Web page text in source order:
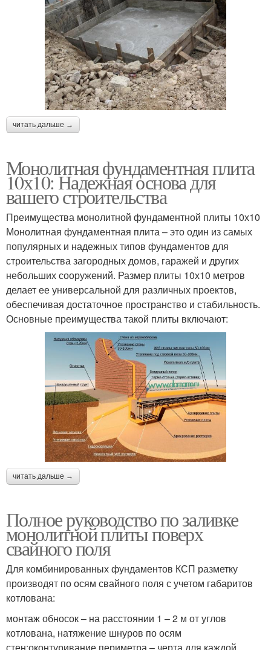
читать дальше →
Монолитная фундаментная плита
10х10: Надежная основа для
вашего строительства
Преимущества монолитной фундаментной плиты 10х10
Монолитная фундаментная плита – это один из самых
популярных и надежных типов фундаментов для
строительства загородных домов, гаражей и других
небольших сооружений. Размер плиты 10х10 метров
делает ее универсальной для различных проектов,
обеспечивая достаточное пространство и стабильность.
Основные преимущества такой плиты включают:
читать дальше →
Полное руководство по заливке
монолитной плиты поверх
свайного поля
Для комбинированных фундаментов КСП разметку
производят по осям свайного поля с учетом габаритов
котлована:
монтаж обносок – на расстоянии 1 – 2 м от углов
котлована, натяжение шнуров по осям
стен;оконтуривание периметра – черта для каждой